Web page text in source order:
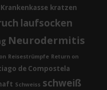
Krankenkasse kratzen
laufsocken
Neurodermitis
Reisestrümpfe Return on
de Compostela
Schweiss schweiß